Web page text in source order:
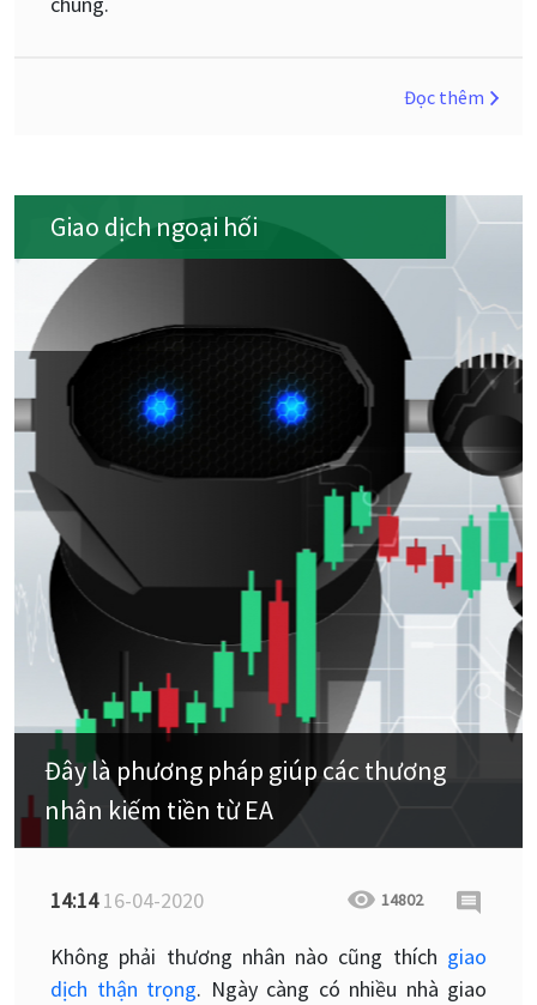
Đọc thêm
Giao dịch ngoại hối
Đây là phương pháp giúp các thương
nhân kiếm tiền từ EA
14:1416-04-2020 14802
Không phải thương nhân nào cũng thích giao
dịch thận trọng. Ngày càng có nhiều nhà giao